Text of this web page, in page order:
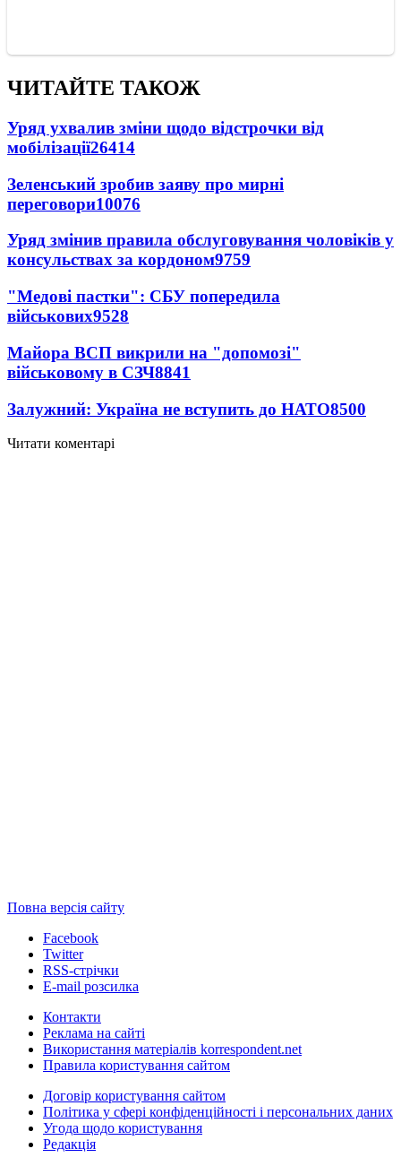
ЧИТАЙТЕ ТАКОЖ
Уряд ухвалив зміни щодо відстрочки від
мобілізації26414
Зеленський зробив заяву про мирні
переговори10076
Уряд змінив правила обслуговування чоловіків у
консульствах за кордоном9759
"Медові пастки": СБУ попередила
військових9528
Майора ВСП викрили на "допомозі"
військовому в СЗЧ8841
Залужний: Україна не вступить до НАТО8500
Читати коментарі
Повна версія сайту
Facebook
Twitter
RSS-стрічки
E-mail розсилка
Контакти
Реклама на сайті
Використання матеріалів korrespondent.net
Правила користування сайтом
Договір користування сайтом
Політика у сфері конфіденційності і персональних даних
Угода щодо користування
Редакція